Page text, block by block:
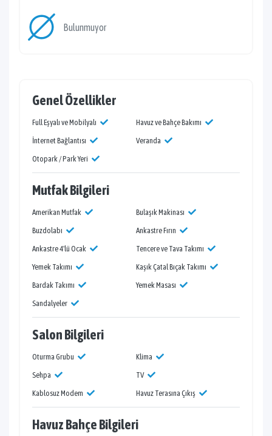
Bulunmuyor
Genel Özellikler
Full Eşyalı ve Mobilyalı
Havuz ve Bahçe Bakımı
İnternet Bağlantısı
Veranda
Otopark / Park Yeri
Mutfak Bilgileri
Amerikan Mutfak
Bulaşık Makinası
Buzdolabı
Ankastre Fırın
Ankastre 4'lü Ocak
Tencere ve Tava Takımı
Yemek Takımı
Kaşık Çatal Bıçak Takımı
Bardak Takımı
Yemek Masası
Sandalyeler
Salon Bilgileri
Oturma Grubu
Klima
Sehpa
TV
Kablosuz Modem
Havuz Terasına Çıkış
Havuz Bahçe Bilgileri